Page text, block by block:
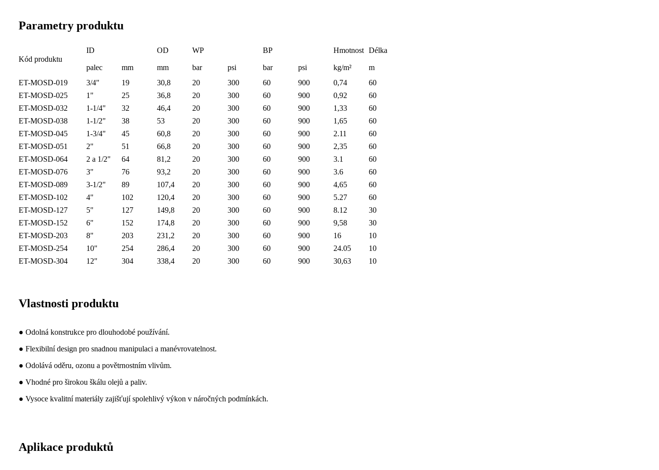
Parametry produktu
Kód produktu
ID OD WP BP Hmotnost Délka
palec mm mm bar psi bar psi kg/m²
m
ET-MOSD-019
3/4" 19 30,8 20 300 60 900 0,74
60
ET-MOSD-025
1" 25 36,8 20 300 60 900 0,92
60
ET-MOSD-032
1-1/4" 32 46,4 20 300 60 900 1,33
60
ET-MOSD-038
1-1/2" 38 53 20 300 60 900 1,65
60
ET-MOSD-045
1-3/4" 45 60,8 20 300 60 900 2.11
60
ET-MOSD-051
2" 51 66,8 20 300 60 900 2,35
60
ET-MOSD-064
2 a 1/2" 64 81,2 20 300 60 900 3.1
60
ET-MOSD-076
3" 76 93,2 20 300 60 900 3.6
60
ET-MOSD-089
3-1/2" 89 107,4 20 300 60 900 4,65
60
ET-MOSD-102
4" 102 120,4 20 300 60 900 5.27
60
ET-MOSD-127
5" 127 149,8 20 300 60 900 8.12
30
ET-MOSD-152
6" 152 174,8 20 300 60 900 9,58
30
ET-MOSD-203
8" 203 231,2 20 300 60 900 16
10
ET-MOSD-254
10" 254 286,4 20 300 60 900 24.05
10
ET-MOSD-304
12" 304 338,4 20 300 60 900 30,63 10
Vlastnosti produktu
● Odolná konstrukce pro dlouhodobé používání.
● Flexibilní design pro snadnou manipulaci a manévrovatelnost.
● Odolává oděru, ozonu a povětrnostním vlivům.
● Vhodné pro širokou škálu olejů a paliv.
● Vysoce kvalitní materiály zajišťují spolehlivý výkon v náročných podmínkách.
Aplikace produktů